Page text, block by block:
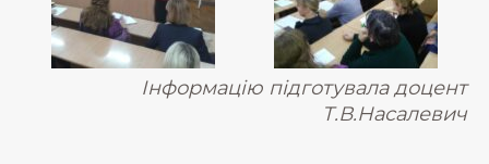
Інформацію підготувала доцент
Т.В.Насалевич